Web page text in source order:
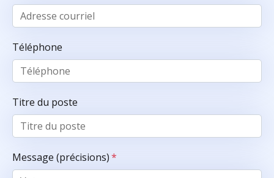
Téléphone
Titre du poste
Message (précisions)*